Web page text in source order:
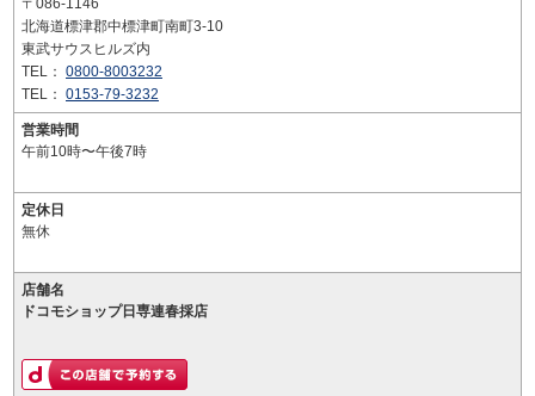
〒086-1146
北海道標津郡中標津町南町3-10
東武サウスヒルズ内
TEL： 0800-8003232
TEL： 0153-79-3232
営業時間
午前10時〜午後7時
定休日
無休
店舗名
ドコモショップ日専連春採店